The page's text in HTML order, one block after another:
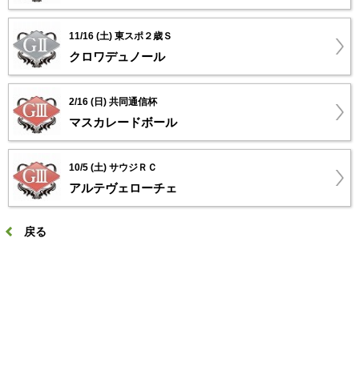
11/16 (土) 東スポ２歳Ｓ
クロワデュノール
2/16 (日) 共同通信杯
マスカレードボール
10/5 (土) サウジＲＣ
アルテヴェローチェ
戻る